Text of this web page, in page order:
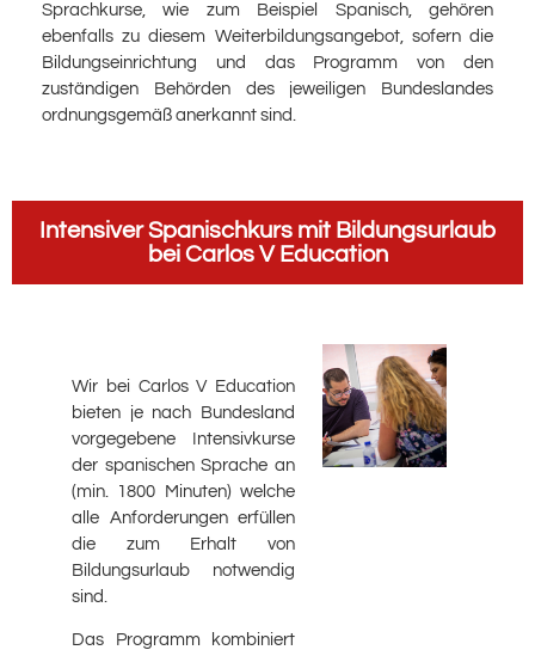
Sprachkurse, wie zum Beispiel Spanisch, gehören
ebenfalls zu diesem Weiterbildungsangebot, sofern die
Bildungseinrichtung und das Programm von den
zuständigen Behörden des jeweiligen Bundeslandes
ordnungsgemäß anerkannt sind.
Intensiver Spanischkurs mit Bildungsurlaub
bei Carlos V Education
Wir bei Carlos V Education
bieten je nach Bundesland
vorgegebene Intensivkurse
der spanischen Sprache an
(min. 1800 Minuten) welche
alle Anforderungen erfüllen
die zum Erhalt von
Bildungsurlaub notwendig
sind.
Das Programm kombiniert